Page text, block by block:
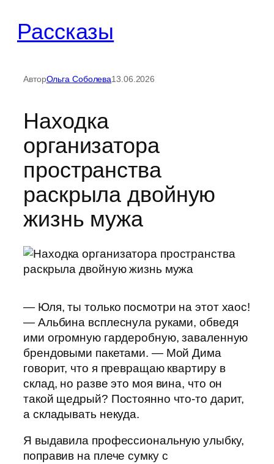
содержимому
Рассказы
АвторОльга Соболева13.06.2026
Находка
организатора
пространства
раскрыла двойную
жизнь мужа
— Юля, ты только посмотри на этот хаос!
— Альбина всплеснула руками, обведя
ими огромную гардеробную, заваленную
брендовыми пакетами. — Мой Дима
говорит, что я превращаю квартиру в
склад, но разве это моя вина, что он
такой щедрый? Постоянно что-то дарит,
а складывать некуда.
Я выдавила профессиональную улыбку,
поправив на плече сумку с